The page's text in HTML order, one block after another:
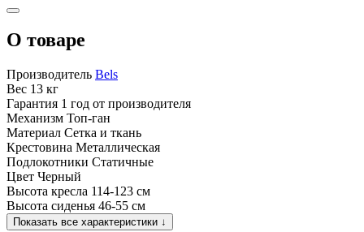
О товаре
Производитель Bels
Вес 13 кг
Гарантия 1 год от производителя
Механизм Топ-ган
Материал Сетка и ткань
Крестовина Металлическая
Подлокотники Статичные
Цвет Черный
Высота кресла 114-123 см
Высота сиденья 46-55 см
Показать все характеристики ↓